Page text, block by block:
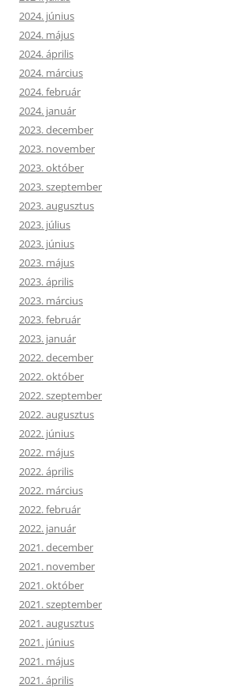
2024. június
2024. május
2024. április
2024. március
2024. február
2024. január
2023. december
2023. november
2023. október
2023. szeptember
2023. augusztus
2023. július
2023. június
2023. május
2023. április
2023. március
2023. február
2023. január
2022. december
2022. október
2022. szeptember
2022. augusztus
2022. június
2022. május
2022. április
2022. március
2022. február
2022. január
2021. december
2021. november
2021. október
2021. szeptember
2021. augusztus
2021. június
2021. május
2021. április